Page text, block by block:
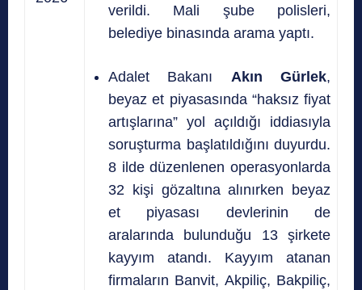
verildi. Mali şube polisleri,
belediye binasında arama yaptı.
Adalet Bakanı Akın Gürlek,
beyaz et piyasasında “haksız fiyat
artışlarına” yol açıldığı iddiasıyla
soruşturma başlatıldığını duyurdu.
8 ilde düzenlenen operasyonlarda
32 kişi gözaltına alınırken beyaz
et piyasası devlerinin de
aralarında bulunduğu 13 şirkete
kayyım atandı. Kayyım atanan
firmaların Banvit, Akpiliç, Bakpiliç,